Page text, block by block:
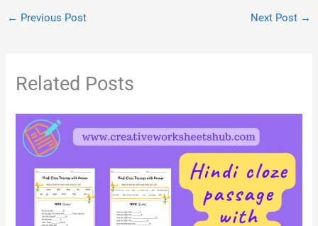
← Previous Post Next Post →
Related Posts